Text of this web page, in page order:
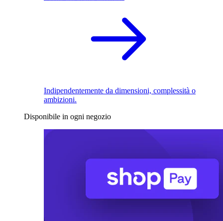
Indipendentemente da dimensioni, complessità o
ambizioni.
Disponibile in ogni negozio